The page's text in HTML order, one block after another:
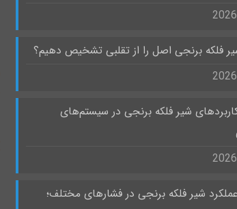
فلکه برنجی اصل را از تقلبی تشخیص دهیم؟
شیر فلکه برنجی در سیستم‌های
شیر فلکه برنجی در فشارهای مختلف؛